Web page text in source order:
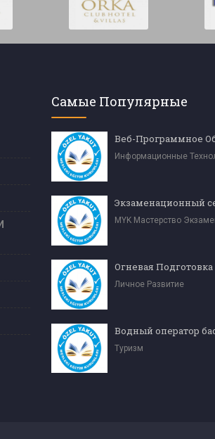
Самые Популярные
MYK Мастерство
Огневая Подготовка
Личное Развитие
Туризм